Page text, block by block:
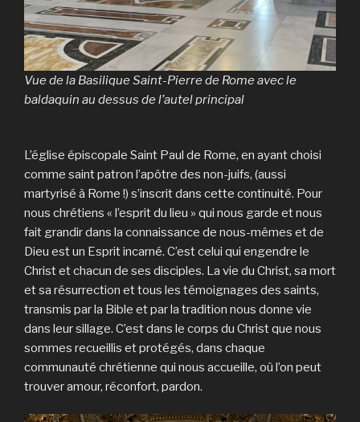
Vue de la Basilique Saint-Pierre de Rome avec le
baldaquin au dessus de l’autel principal
L’église épiscopale Saint Paul de Rome, en ayant choisi
comme saint patron l’apôtre des non-juifs, (aussi
martyrisé à Rome !) s’inscrit dans cette continuité. Pour
nous chrétiens « l’esprit du lieu » qui nous garde et nous
fait grandir dans la connaissance de nous-mêmes et de
Dieu est un Esprit incarné. C’est celui qui engendre le
Christ et chacun de ses disciples. La vie du Christ, sa mort
et sa résurrection et tous les témoignages des saints,
transmis par la Bible et par la tradition nous donne vie
dans leur sillage. C’est dans le corps du Christ que nous
sommes recueillis et protégés, dans chaque
communauté chrétienne qui nous accueille, où l’on peut
trouver amour, réconfort, pardon.